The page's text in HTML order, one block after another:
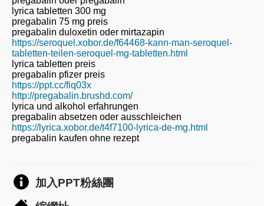
lyrica tabletten 300 mg
pregabalin 75 mg preis
pregabalin duloxetin oder mirtazapin
https://seroquel.xobor.de/f64468-kann-man-seroquel-
tabletten-teilen-seroquel-mg-tabletten.html
lyrica tabletten preis
pregabalin pfizer preis
https://ppt.cc/fiq03x
http://pregabalin.brushd.com/
lyrica und alkohol erfahrungen
pregabalin absetzen oder ausschleichen
https://lyrica.xobor.de/t4f7100-lyrica-de-mg.html
pregabalin kaufen ohne rezept
加入PPT粉絲團